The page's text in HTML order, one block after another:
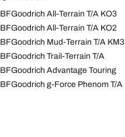
BFGoodrich All-Terrain T/A KO3
BFGoodrich All-Terrain T/A KO2
BFGoodrich Mud-Terrain T/A KM3
BFGoodrich Trail-Terrain T/A
BFGoodrich Advantage Touring
BFGoodrich g-Force Phenom T/A